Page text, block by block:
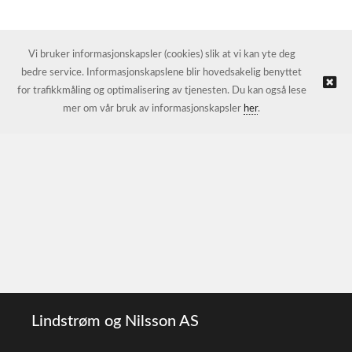
Lindstrøm og Nilsson AS
Vi bruker informasjonskapsler (cookies) slik at vi kan yte deg
bedre service. Informasjonskapslene blir hovedsakelig benyttet
for trafikkmåling og optimalisering av tjenesten. Du kan også lese
mer om vår bruk av informasjonskapsler her.